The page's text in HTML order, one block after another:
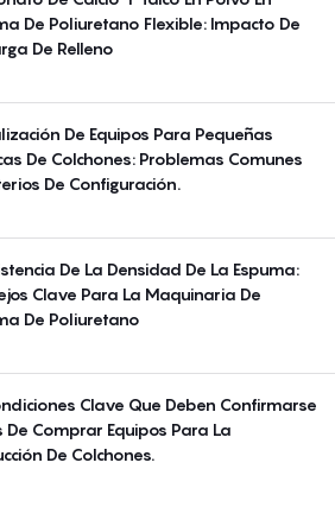
De Poliuretano Flexible: Impacto De
De Relleno
De Equipos Para Pequeñas
De Colchones: Problemas Comunes
De Configuración.
De La Densidad De La Espuma:
Clave Para La Maquinaria De
De Poliuretano
Clave Que Deben Confirmarse
De Comprar Equipos Para La
De Colchones.